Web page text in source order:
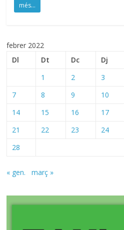
més...
febrer 2022
Dl
Dt Dc Dj
1
2 3
7
8 9 10
14
15 16 17
21
22 23 24
28
« gen. març »